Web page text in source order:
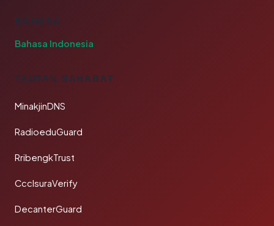
BAHASA
Bahasa Indonesia
TAUTAN SAHABAT
MinakjinDNS
RadioeduGuard
RribengkTrust
CcclsuraVerify
DecanterGuard